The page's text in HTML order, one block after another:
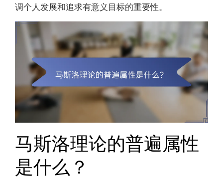
调个人发展和追求有意义目标的重要性。
马斯洛理论的普遍属性
是什么？